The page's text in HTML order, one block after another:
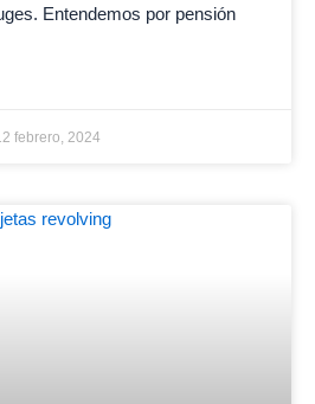
Entendemos por pensión
febrero, 2024